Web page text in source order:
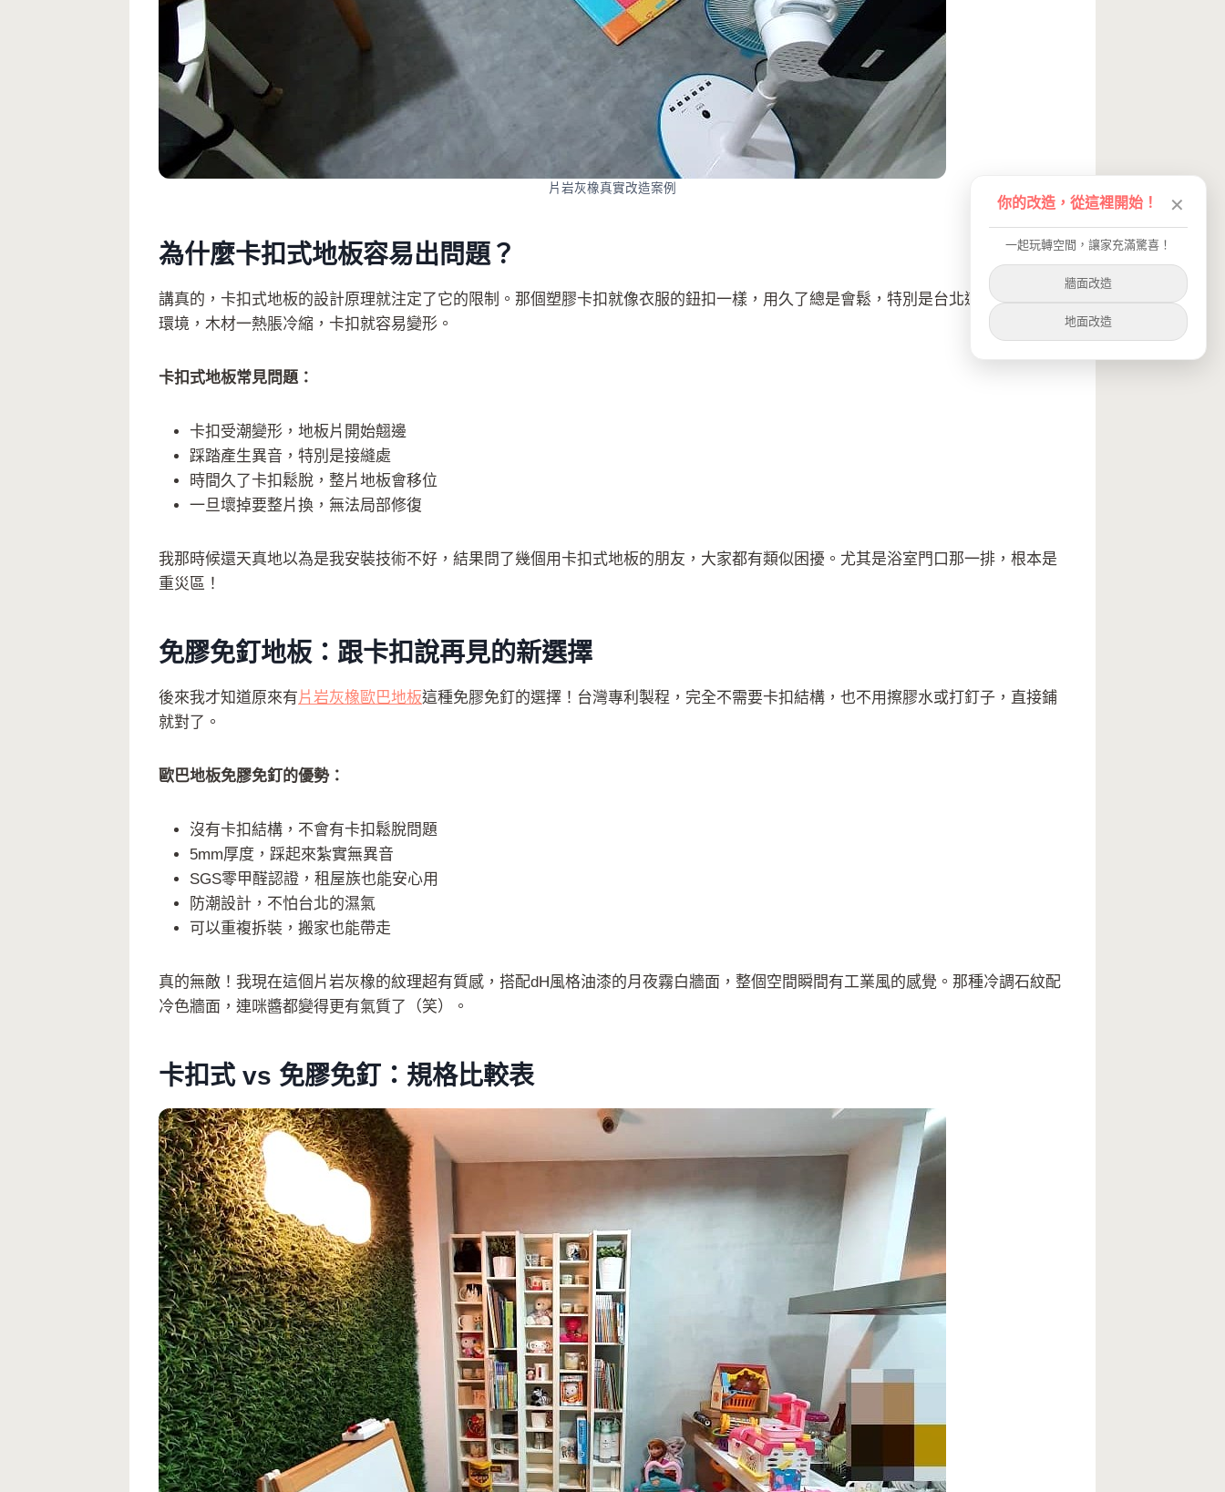
片岩灰橡真實改造案例
為什麼卡扣式地板容易出問題？
講真的，卡扣式地板的設計原理就注定了它的限制。那個塑膠卡扣就像衣服的鈕扣一樣，用久了總是會鬆，特別是台北這種濕氣重的
環境，木材一熱脹冷縮，卡扣就容易變形。
卡扣式地板常見問題：
卡扣受潮變形，地板片開始翹邊
踩踏產生異音，特別是接縫處
時間久了卡扣鬆脫，整片地板會移位
一旦壞掉要整片換，無法局部修復
我那時候還天真地以為是我安裝技術不好，結果問了幾個用卡扣式地板的朋友，大家都有類似困擾。尤其是浴室門口那一排，根本是
重災區！
免膠免釘地板：跟卡扣說再見的新選擇
後來我才知道原來有片岩灰橡歐巴地板這種免膠免釘的選擇！台灣專利製程，完全不需要卡扣結構，也不用擦膠水或打釘子，直接鋪
就對了。
歐巴地板免膠免釘的優勢：
沒有卡扣結構，不會有卡扣鬆脫問題
5mm厚度，踩起來紮實無異音
SGS零甲醛認證，租屋族也能安心用
防潮設計，不怕台北的濕氣
可以重複拆裝，搬家也能帶走
真的無敵！我現在這個片岩灰橡的紋理超有質感，搭配dH風格油漆的月夜霧白牆面，整個空間瞬間有工業風的感覺。那種冷調石紋配
冷色牆面，連咪醬都變得更有氣質了（笑）。
卡扣式 vs 免膠免釘：規格比較表
你的改造，從這裡開始！ ✕
一起玩轉空間，讓家充滿驚喜！
牆面改造
地面改造